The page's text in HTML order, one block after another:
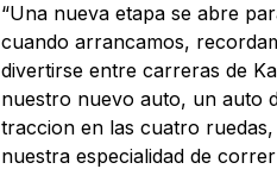
“Una nueva etapa se abre
cuando arrancamos,
divertirse entre carreras de
nuestro nuevo auto, un auto
traccion en las cuatro
nuestra especialidad de